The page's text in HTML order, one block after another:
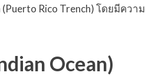
Rico Trench) โดยมีควา
Ocean)